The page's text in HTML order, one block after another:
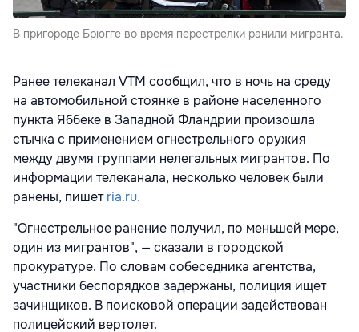
В пригороде Брюгге во время перестрелки ранили мигранта.
Ранее телеканал VTM сообщил, что в ночь на среду
на автомобильной стоянке в районе населенного
пункта Яббеке в Западной Фландрии произошла
стычка с применением огнестрельного оружия
между двумя группами нелегальных мигрантов. По
информации телеканала, несколько человек были
ранены, пишетria.ru.
"Огнестрельное ранение получил, по меньшей мере,
один из мигрантов", — сказали в городской
прокуратуре. По словам собеседника агентства,
участники беспорядков задержаны, полиция ищет
зачинщиков. В поисковой операции задействован
полицейский вертолет.